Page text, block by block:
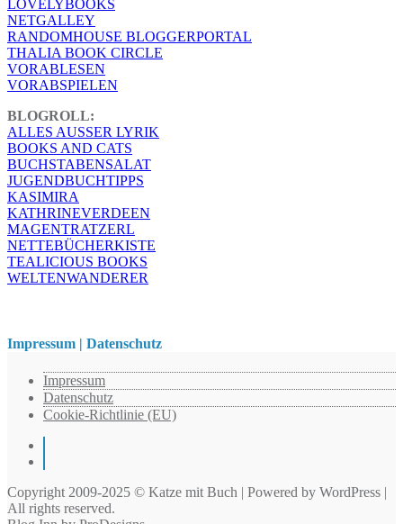
LOVELYBOOKS
NETGALLEY
RANDOMHOUSE BLOGGERPORTAL
THALIA BOOK CIRCLE
VORABLESEN
VORABSPIELEN
BLOGROLL:
ALLES AUSSER LYRIK
BOOKS AND CATS
BUCHSTABENSALAT
JUGENDBUCHTIPPS
KASIMIRA
KATHRINEVERDEEN
MAGENTRATZERL
NETTEBÜCHERKISTE
TEALICIOUS BOOKS
WELTENWANDERER
Impressum | Datenschutz
Impressum
Datenschutz
Cookie-Richtlinie (EU)
Copyright 2009-2025 © Katze mit Buch | Powered by WordPress |
All rights reserved.